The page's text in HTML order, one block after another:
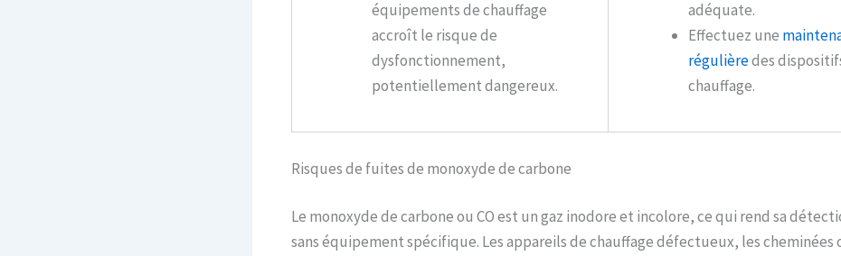
équipements de chauffage
accroît le risque de
dysfonctionnement,
potentiellement dangereux.
adéquate.
Effectuez une
régulièredes
chauffage.
Risques de fuites de monoxyde de carbone
Le monoxyde de carbone ou CO est un gaz inodore et incolore, ce qui rend sa
sans équipement spécifique. Les appareils de chauffage défectueux, les cheminées